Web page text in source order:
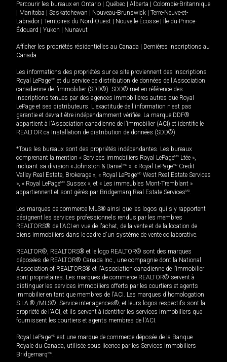
Parcourir les bureaux en Ontario Québec Alberta
Colombie-Britannique
Manitoba Saskatchewan Nouveau-Brunswick
Terre-Neuve-et-
Labrador
Territoires du Nord-Ouest Nouvelle-Écosse
Île-du-Prince-
Édouard
Yukon Nunavut
Afficher les propriétés résidentielles au Canada
Dernières inscriptions au
Canada
Les informations des propriétés sur ce site proviennent des inscriptions
Royal LePageMD et du service de distribution de données de l'Association
canadienne de l’immobilier (SDD®). SDD® met en référence des
inscriptions tenues par des agences immobilières autres que Royal
LePage et ses distributeurs. L'exactitude de l'information n'est pas
garantie et devrait être indépendamment vérifiée. La marque DDF®
appartient à l'Association canadienne de l’immobilier (ACI) et identifie le
REALTOR.ca Installation de distribution de données (SDD®).
*Tous les bureaux sont des propriétés indépendantes. Les bureaux
comprenant la mention « Services immobiliers Royal LePageMD Ltée »,
incluant sa division « Johnston & Daniel MD », « Royal LePageMD Credit
Valley Real Estate, Brokerage », « Royal LePageMD West Real Estate Services
», « Royal LePageMD Sussex », et « Les immeubles Mont-Tremblant »
appartiennent et sont gérés par Bridgemarq Real Estate ServicesMD.
Les marques de commerce MLS® ainsi que les logos qui s'y rapportent
désignent les services professionnels rendus par les membres
REALTORS® de l'ACI en vue de l'achat, de la vente et de la location de
biens immobiliers dans le cadre d'un système de vente collaborative.
REALTOR®, REALTORS® et le logo REALTOR® sont des marques
déposées de REALTOR® Canada Inc., une compagnie dont la National
Association of REALTORS® et l'Association canadienne de l’immobilier
sont propriétaires. Les marques de commerce REALTOR® servent à
distinguer les services immobiliers offerts par les courtiers et agents
immobilier en tant que membres de l'ACI. Les marques d'homologation
S.I.A.® /MLS®, Service inter-agences®, et leurs logos respectifs sont la
propriété de l'ACI, et ils servent à identifier les services immobiliers que
fournissent les courtiers et agents membres de l'ACI.
Royal LePageMD est une marque de commerce déposée de la Banque
Royale du Canada, utilisée sous licence par les Services immobiliers
BridgemarqMD.